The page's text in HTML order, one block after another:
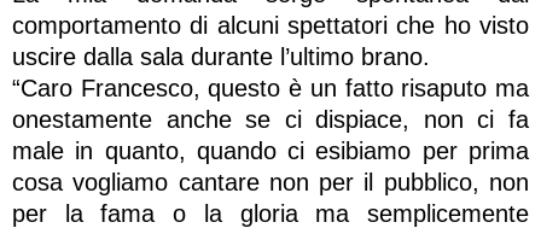
comportamento di alcuni spettatori che ho visto
uscire dalla sala durante l’ultimo brano.
“Caro Francesco, questo è un fatto risaputo ma
onestamente anche se ci dispiace, non ci fa
male in quanto, quando ci esibiamo per prima
cosa vogliamo cantare non per il pubblico, non
per la fama o la gloria ma semplicemente